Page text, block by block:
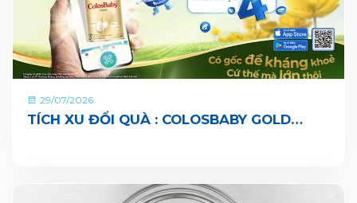
29/07/2026
TÍCH XU ĐỔI QUÀ : COLOSBABY GOLD